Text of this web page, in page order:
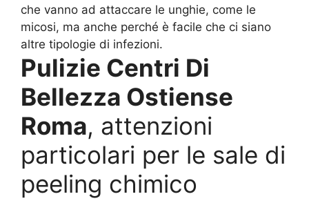
che vanno ad attaccare le unghie, come le
micosi, ma anche perché è facile che ci siano
altre tipologie di infezioni.
Pulizie Centri Di
Bellezza Ostiense
Roma, attenzioni
particolari per le sale di
peeling chimico